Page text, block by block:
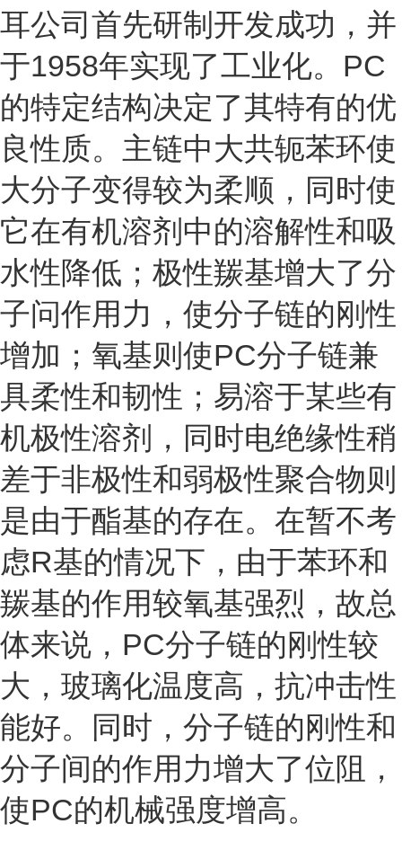
耳公司首先研制开发成功，并
于1958年实现了工业化。PC
的特定结构决定了其特有的优
良性质。主链中大共轭苯环使
大分子变得较为柔顺，同时使
它在有机溶剂中的溶解性和吸
水性降低；极性羰基增大了分
子问作用力，使分子链的刚性
增加；氧基则使PC分子链兼
具柔性和韧性；易溶于某些有
机极性溶剂，同时电绝缘性稍
差于非极性和弱极性聚合物则
是由于酯基的存在。在暂不考
虑R基的情况下，由于苯环和
羰基的作用较氧基强烈，故总
体来说，PC分子链的刚性较
大，玻璃化温度高，抗冲击性
能好。同时，分子链的刚性和
分子间的作用力增大了位阻，
使PC的机械强度增高。